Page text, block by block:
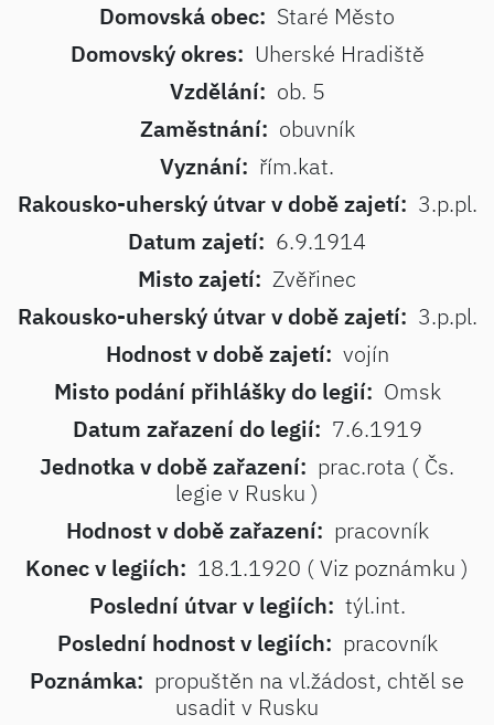
Domovská obec: Staré Město
Domovský okres: Uherské Hradiště
Vzdělání: ob. 5
Zaměstnání: obuvník
Vyznání: řím.kat.
Rakousko-uherský útvar v době zajetí: 3.p.pl.
Datum zajetí: 6.9.1914
Misto zajetí: Zvěřinec
Rakousko-uherský útvar v době zajetí: 3.p.pl.
Hodnost v době zajetí: vojín
Misto podání přihlášky do legií: Omsk
Datum zařazení do legií: 7.6.1919
Jednotka v době zařazení: prac.rota ( Čs.
legie v Rusku )
Hodnost v době zařazení: pracovník
Konec v legiích: 18.1.1920 ( Viz poznámku )
Poslední útvar v legiích: týl.int.
Poslední hodnost v legiích: pracovník
Poznámka: propuštěn na vl.žádost, chtěl se
usadit v Rusku